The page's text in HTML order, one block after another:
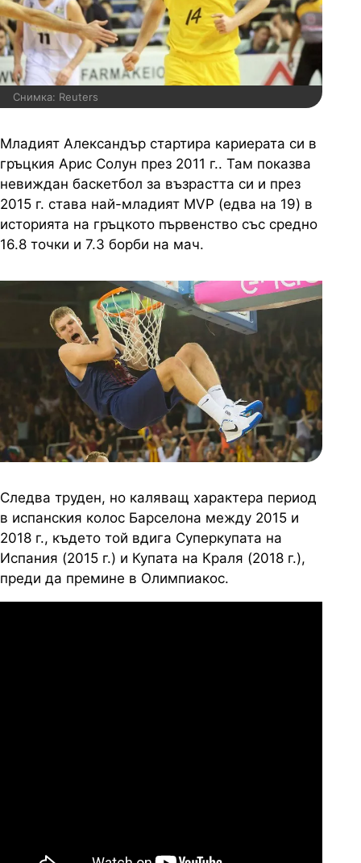
Снимка: Reuters
Младият Александър стартира кариерата си в
гръцкия Арис Солун през 2011 г.. Там показва
невиждан баскетбол за възрастта си и през
2015 г. става най-младият MVP (едва на 19) в
историята на гръцкото първенство със средно
16.8 точки и 7.3 борби на мач.
Следва труден, но каляващ характера период
в испанския колос Барселона между 2015 и
2018 г., където той вдига Суперкупата на
Испания (2015 г.) и Купата на Краля (2018 г.),
преди да премине в Олимпиакос.